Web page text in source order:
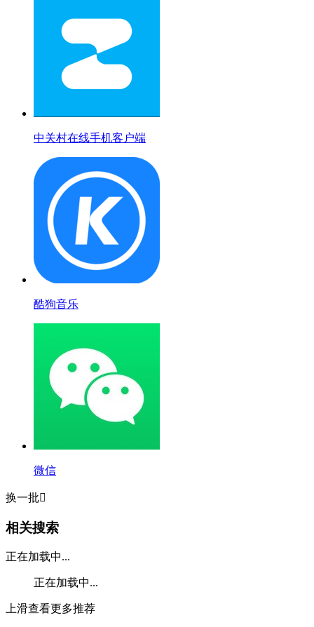
中关村在线手机客户端
酷狗音乐
微信
换一批
相关搜索
正在加载中...
正在加载中...
上滑查看更多推荐